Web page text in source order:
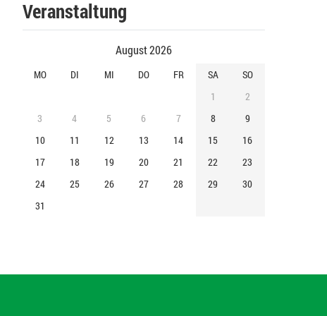
Veranstaltung
August 2026
MO DI MI DO FR SA
SO
1
2
3
4 5 6 7 8
9
10
11 12 13 14 15
16
17
18 19 20 21 22
23
24
25 26 27 28 29
30
31